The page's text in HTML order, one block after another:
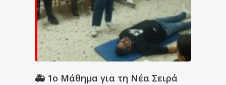
🚑 1ο Μάθημα για τη Νέα Σειρά